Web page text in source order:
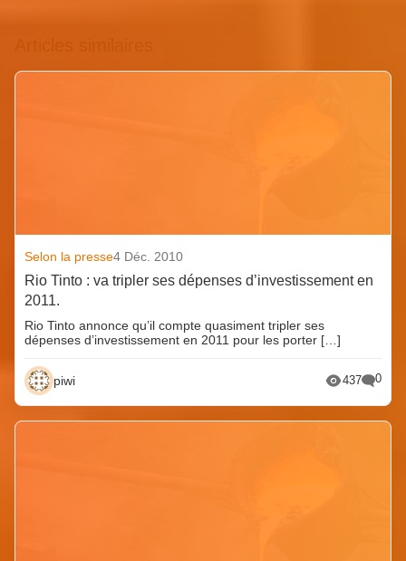
Selon la presse4 Déc. 2010
Rio Tinto : va tripler ses dépenses d’investissement en
2011.
Rio Tinto annonce qu’il compte quasiment tripler ses
dépenses d’investissement en 2011 pour les porter […]
piwi 437 0